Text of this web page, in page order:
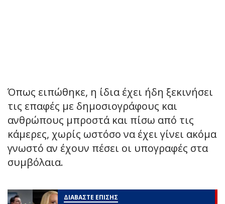
Όπως ειπώθηκε, η ίδια έχει ήδη ξεκινήσει
τις επαφές με δημοσιογράφους και
ανθρώπους μπροστά και πίσω από τις
κάμερες, χωρίς ωστόσο να έχει γίνει ακόμα
γνωστό αν έχουν πέσει οι υπογραφές στα
συμβόλαια.
ΔΙΑΒΑΣΤΕ ΕΠΙΣΗΣ